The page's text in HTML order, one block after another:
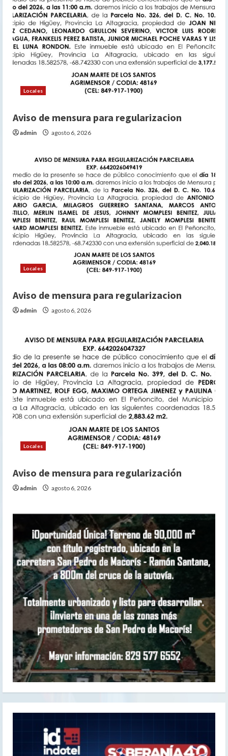
e
n
d
o Locales
Aviso de mensura para regularizacion
admin agosto 6, 2026
Locales
Aviso de mensura para regularizacion
admin agosto 6, 2026
Locales
Aviso de mensura para regularización
admin agosto 6, 2026